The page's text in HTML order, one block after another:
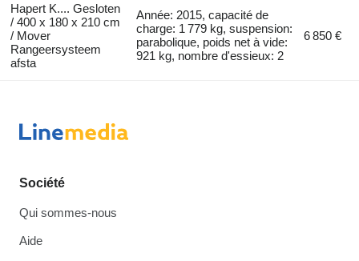
Hapert K.... Gesloten
/ 400 x 180 x 210 cm
/ Mover
Rangeersysteem
afsta
Année: 2015, capacité de
charge: 1 779 kg, suspension:
parabolique, poids net à vide:
921 kg, nombre d'essieux: 2
6 850 €
Société
Qui sommes-nous
Aide